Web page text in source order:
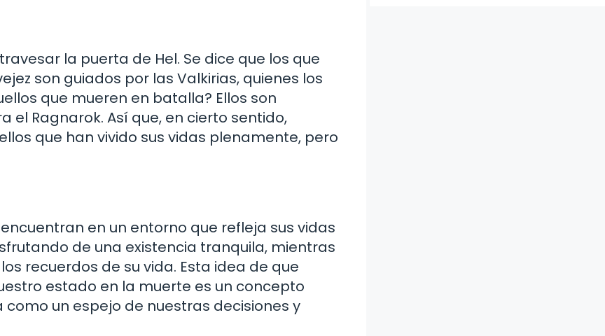
la puerta de Hel. Se dice que los que
son guiados por las Valkirias, quienes los
que mueren en batalla? Ellos son
Ragnarok. Así que, en cierto sentido,
que han vivido sus vidas plenamente, pero
en un entorno que refleja sus vidas
de una existencia tranquila, mientras
recuerdos de su vida. Esta idea de que
estado en la muerte es un concepto
un espejo de nuestras decisiones y